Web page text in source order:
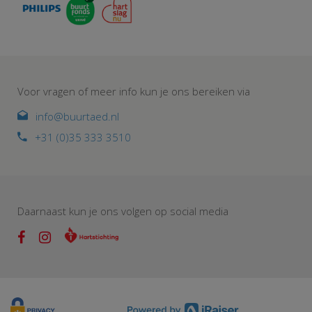
Voor vragen of meer info kun je ons bereiken via
info@buurtaed.nl
+31 (0)35 333 3510
Daarnaast kun je ons volgen op social media